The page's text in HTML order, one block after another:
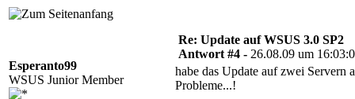
Esperanto99
WSUS Junior Member
Re: Update auf WSUS 3.0 SP2
Antwort #4 - 26.08.09 um
habe das Update auf zwei Servern
Probleme...!